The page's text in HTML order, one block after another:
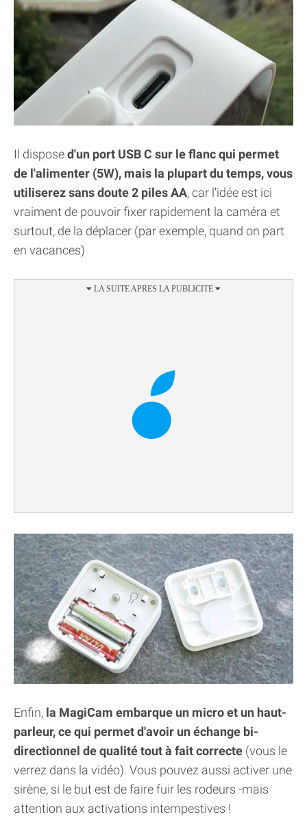
Il disposed'un port USB C sur le flanc qui permet
de l'alimenter (5W), mais la plupart du temps, vous
utiliserez sans doute 2 piles AA, car l'idée est ici
vraiment de pouvoir fixer rapidement la caméra et
surtout, de la déplacer (par exemple, quand on part
en vacances)
Enfin, la MagiCam embarque un micro et un haut-
parleur, ce qui permet d'avoir un échange bi-
directionnel de qualité tout à fait correcte (vous le
verrez dans la vidéo). Vous pouvez aussi activer une
sirène, si le but est de faire fuir les rodeurs -mais
attention aux activations intempestives !